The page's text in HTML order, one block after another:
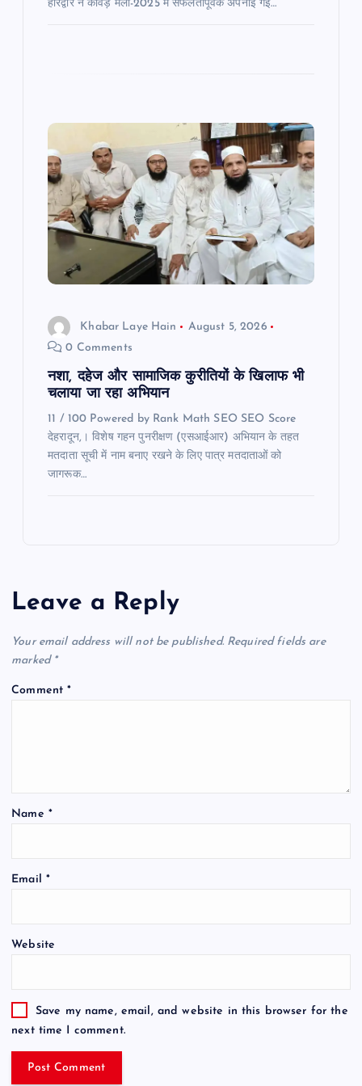
हरिद्वार ने कांवड़ मेला-2025 में सफलतापूर्वक अपनाई गई…
Khabar Laye Hain
August 5, 2026
0 Comments
नशा, दहेज और सामाजिक कुरीतियों के खिलाफ भी
चलाया जा रहा अभियान
11 / 100 Powered by Rank Math SEO SEO Score
देहरादून,। विशेष गहन पुनरीक्षण (एसआईआर) अभियान के तहत
मतदाता सूची में नाम बनाए रखने के लिए पात्र मतदाताओं को
जागरूक…
Leave a Reply
Your email address will not be published. Required fields are
marked *
Comment*
Name *
Email *
Website
Save my name, email, and website in this browser for the
next time I comment.